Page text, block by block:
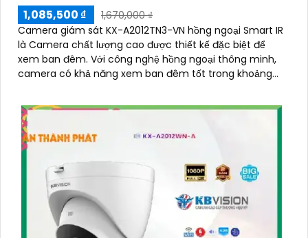
1,085,500 ₫
1,670,000 ₫
Camera giám sát KX-A2012TN3-VN hồng ngoại Smart IR
là Camera chất lượng cao được thiết kế đặc biệt để
xem ban đêm. Với công nghệ hồng ngoại thông minh,
camera có khả năng xem ban đêm tốt trong khoảng